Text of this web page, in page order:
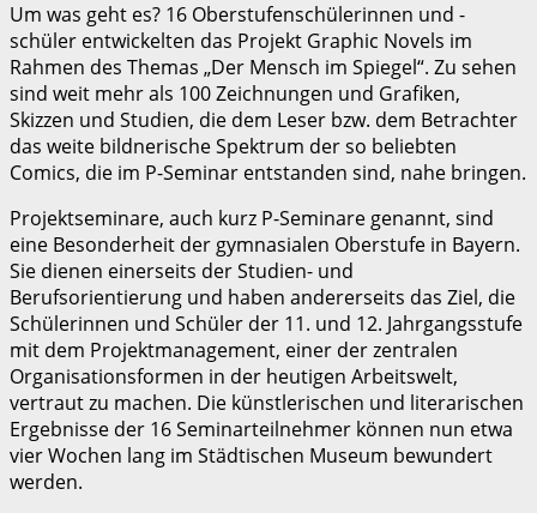
Um was geht es? 16 Oberstufenschülerinnen und -
schüler entwickelten das Projekt Graphic Novels im
Rahmen des Themas „Der Mensch im Spiegel“. Zu sehen
sind weit mehr als 100 Zeichnungen und Grafiken,
Skizzen und Studien, die dem Leser bzw. dem Betrachter
das weite bildnerische Spektrum der so beliebten
Comics, die im P-Seminar entstanden sind, nahe bringen.
Projektseminare, auch kurz P-Seminare genannt, sind
eine Besonderheit der gymnasialen Oberstufe in Bayern.
Sie dienen einerseits der Studien- und
Berufsorientierung und haben andererseits das Ziel, die
Schülerinnen und Schüler der 11. und 12. Jahrgangsstufe
mit dem Projektmanagement, einer der zentralen
Organisationsformen in der heutigen Arbeitswelt,
vertraut zu machen. Die künstlerischen und literarischen
Ergebnisse der 16 Seminarteilnehmer können nun etwa
vier Wochen lang im Städtischen Museum bewundert
werden.